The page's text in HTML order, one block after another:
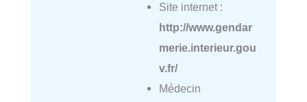
Site internet :
http://www.gendar
merie.interieur.gou
v.fr/
Médecin